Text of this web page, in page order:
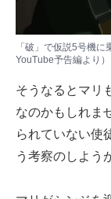
「破」で仮説5号機
YouTube予告編より）
そうなるとマリ
なのかもしれま
られていない使
う考察のしよう